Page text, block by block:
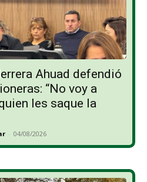
Ahuad defendió
“No voy a
les saque la
- 04/08/2026